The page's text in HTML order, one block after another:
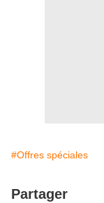
#Offres spéciales
Partager